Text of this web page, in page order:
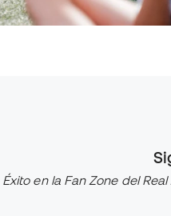
Éxito en la Fan Zone del